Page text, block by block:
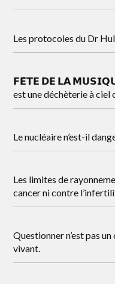
Les protocoles du Dr
𝗙𝗘̂𝗧𝗘 𝗗𝗘 𝗟𝗔 𝗠𝗨𝗦𝗜𝗤𝗨𝗘
est une déchèterie à ciel
Le nucléaire n’est-il
Les limites de
cancer ni contre
Questionner n’est pas
vivant.